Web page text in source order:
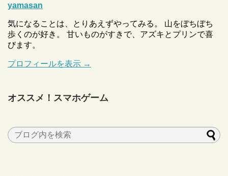
yamasan
気になることは、とりあえずやってみる。 山をぼちぼち
歩くのが好き。 甘いものがすきで、アズキとプリンで喜
びます。
プロフィールを表示 →
オススメ！スマホゲーム